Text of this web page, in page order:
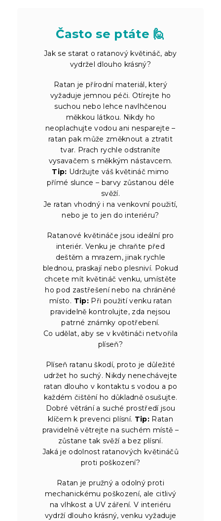
Často se ptáte 🙋
Jak se starat o ratanový květináč, aby
vydržel dlouho krásný?
Ratan je přírodní materiál, který
vyžaduje jemnou péči. Otírejte ho
suchou nebo lehce navlhčenou
měkkou látkou. Nikdy ho
neoplachujte vodou ani nesparejte –
ratan pak může změknout a ztratit
tvar. Prach rychle odstraníte
vysavačem s měkkým nástavcem.
Tip: Udržujte váš květináč mimo
přímé slunce – barvy zůstanou déle
svěží.
Je ratan vhodný i na venkovní použití,
nebo je to jen do interiéru?
Ratanové květináče jsou ideální pro
interiér. Venku je chraňte před
deštěm a mrazem, jinak rychle
blednou, praskají nebo plesniví. Pokud
chcete mít květináč venku, umístěte
ho pod zastřešení nebo na chráněné
místo. Tip:Při použití venku ratan
pravidelně kontrolujte, zda nejsou
patrné známky opotřebení.
Co udělat, aby se v květináči netvořila
plíseň?
Plíseň ratanu škodí, proto je důležité
udržet ho suchý. Nikdy nenechávejte
ratan dlouho v kontaktu s vodou a po
každém čištění ho důkladně osušujte.
Dobré větrání a suché prostředí jsou
klíčem k prevenci plísní. Tip: Ratan
pravidelně větrejte na suchém místě –
zůstane tak svěží a bez plísní.
Jaká je odolnost ratanových květináčů
proti poškození?
Ratan je pružný a odolný proti
mechanickému poškození, ale citlivý
na vlhkost a UV záření. V interiéru
vydrží dlouho krásný, venku vyžaduje